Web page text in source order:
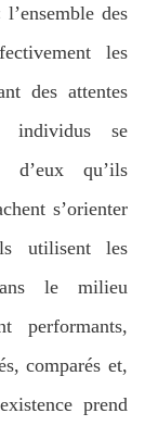
des
les
des attentes
individus se
qu’ils
s’orienter
utilisent les
le milieu
performants,
comparés et,
prend